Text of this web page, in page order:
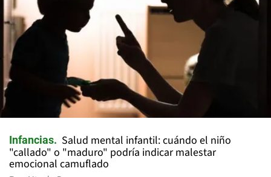
Infancias
Salud mental infantil: cuándo el niño
"callado" o "maduro" podría indicar malestar
emocional camuflado